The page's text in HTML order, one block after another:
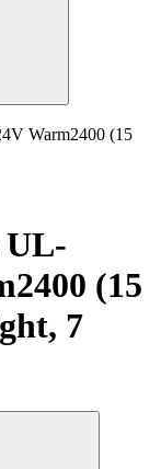
Warm2400 (15
UL-
(15
7